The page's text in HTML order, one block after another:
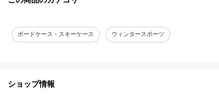
ボードケース・スキーケース ウィンタースポーツ
ショップ情報